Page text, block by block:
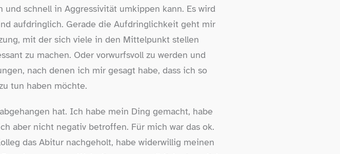
schnell in Aggressivität umkippen kann. Es wird
aufdringlich. Gerade die Aufdringlichkeit geht mir
mit der sich viele in den Mittelpunkt stellen
zu machen. Oder vorwurfsvoll zu werden und
nach denen ich mir gesagt habe, dass ich so
tun haben möchte.
hat. Ich habe mein Ding gemacht, habe
aber nicht negativ betroffen. Für mich war das ok.
das Abitur nachgeholt, habe widerwillig meinen